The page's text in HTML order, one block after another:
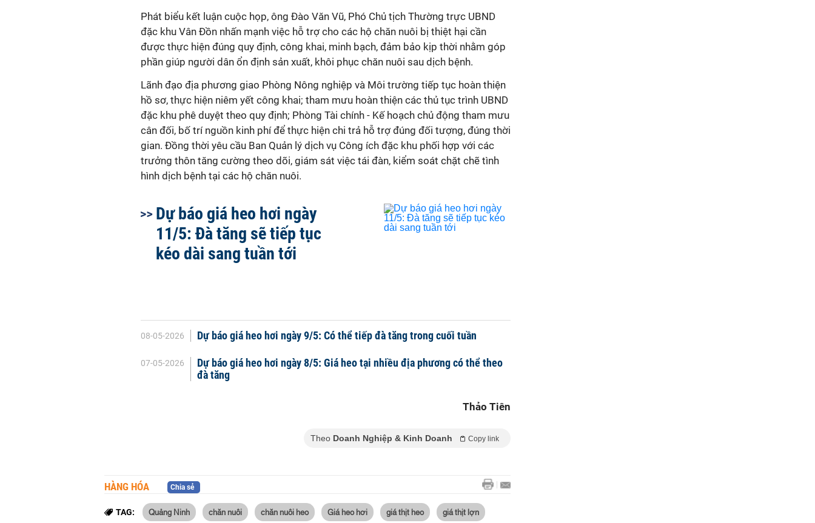
Phát biểu kết luận cuộc họp, ông Đào Văn Vũ, Phó Chủ tịch Thường trực UBND
đặc khu Vân Đồn nhấn mạnh việc hỗ trợ cho các hộ chăn nuôi bị thiệt hại cần
được thực hiện đúng quy định, công khai, minh bạch, đảm bảo kịp thời nhằm góp
phần giúp người dân ổn định sản xuất, khôi phục chăn nuôi sau dịch bệnh.
Lãnh đạo địa phương giao Phòng Nông nghiệp và Môi trường tiếp tục hoàn thiện
hồ sơ, thực hiện niêm yết công khai; tham mưu hoàn thiện các thủ tục trình UBND
đặc khu phê duyệt theo quy định; Phòng Tài chính - Kế hoạch chủ động tham mưu
cân đối, bố trí nguồn kinh phí để thực hiện chi trả hỗ trợ đúng đối tượng, đúng thời
gian. Đồng thời yêu cầu Ban Quản lý dịch vụ Công ích đặc khu phối hợp với các
trưởng thôn tăng cường theo dõi, giám sát việc tái đàn, kiểm soát chặt chẽ tình
hình dịch bệnh tại các hộ chăn nuôi.
Dự báo giá heo hơi ngày
11/5: Đà tăng sẽ tiếp tục
kéo dài sang tuần tới
08-05-2026 Dự báo giá heo hơi ngày 9/5: Có thể tiếp đà tăng trong cuối tuần
07-05-2026
Dự báo giá heo hơi ngày 8/5: Giá heo tại nhiều địa phương có thể theo
đà tăng
Thảo Tiên
Theo Doanh Nghiệp & Kinh Doanh Copy link
HÀNG HÓA Chia sẻ
TAG: Quảng Ninh chăn nuôi chăn nuôi heo Giá heo hơi giá thịt heo giá thịt lợn